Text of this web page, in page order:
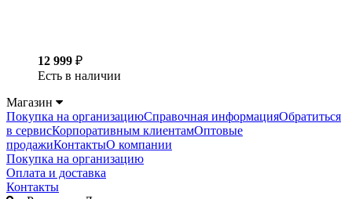
12 999 ₽
Есть в наличии
Магазин
Покупка на организациюСправочная информацияОбратиться
в сервисКорпоративным клиентамОптовые
продажиКонтактыО компании
Покупка на организацию
Оплата и доставка
Контакты